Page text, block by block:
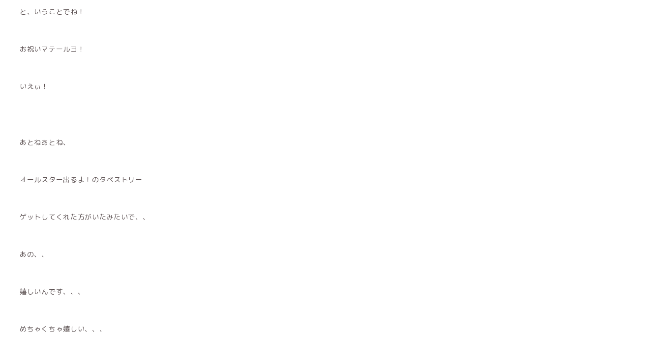
と、いうことでね！
お祝いマテールヨ！
いえぃ！
あとねあとね、
オールスター出るよ！のタペストリー
ゲットしてくれた方がいたみたいで、、
あの、、
嬉しいんです、、、
めちゃくちゃ嬉しい、、、